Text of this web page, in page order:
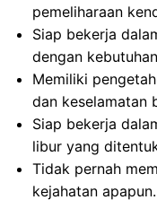
pemeliharaan
Siap bekerja
dengan
Memiliki
dan keselamatan
Siap bekerja
libur yang
Tidak pernah
kejahatan apapun.